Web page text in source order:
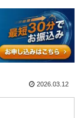
2026.03.12